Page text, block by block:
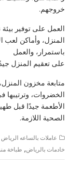
خروجهم.
العمل على توفير
المنزل، وأماكن لعب
باستمرار، والعمل
على تعقيم المنزل
متابعة مخزون
الخضروات، وترتيبها
الأطعمة جيدًا قبل
الصحية اللازمة.
عاملات بالساعه الرياض
خادمات بالرياض, طباخة